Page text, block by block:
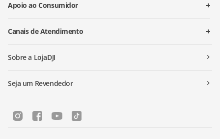
Apoio ao Consumidor
Canais de Atendimento
Sobre a LojaDJI
Seja um Revendedor